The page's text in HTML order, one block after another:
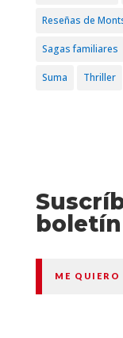
Reseñas de
Sagas familiares
Suma Thriller
ME